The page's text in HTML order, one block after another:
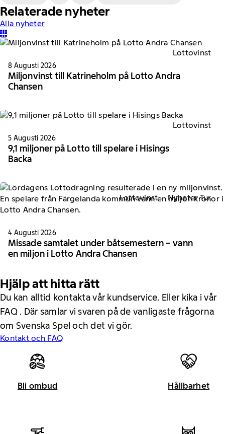
Relaterade nyheter
Alla nyheter
Lottovinst
8 Augusti 2026
Miljonvinst till Katrineholm på Lotto Andra
Chansen
Lottovinst
5 Augusti 2026
9,1 miljoner på Lotto till spelare i Hisings
Backa
Lottovinst Nyheter Tur
4 Augusti 2026
Missade samtalet under båtsemestern – vann
en miljon i Lotto Andra Chansen
Hjälp att hitta rätt
Du kan alltid kontakta vår kundservice. Eller kika i vår
FAQ . Där samlar vi svaren på de vanligaste frågorna
om Svenska Spel och det vi gör.
Kontakt och FAQ
Bli ombud Hållbarhet